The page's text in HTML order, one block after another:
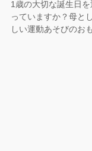
1歳の大切な誕生日
っていますか？母と
しい運動あそびのお